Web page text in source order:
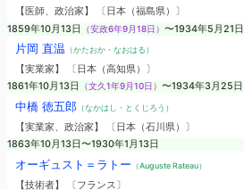
【医師、政治家】 〔日本（福島県）〕
1859年10月13日
（安政6年9月18日） 〜1934年5月21日
片岡 直温 （かたおか・なおはる）
【実業家】 〔日本（高知県）〕
1861年10月13日
（文久1年9月10日） 〜1934年3月25日
中橋 徳五郎（なかはし・とくじろう）
【実業家、政治家】 〔日本（石川県）〕
1863年10月13日〜1930年1月13日
オーギュスト＝ラトー （Auguste Rateau）
【技術者】 〔フランス〕